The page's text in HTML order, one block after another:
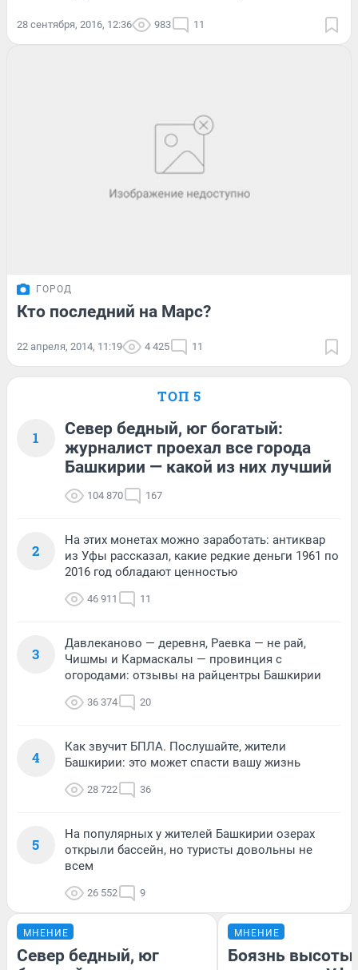
28 сентября, 2016, 12:36 983 11
ГОРОД
Кто последний на Марс?
22 апреля, 2014, 11:19 4 425 11
ТОП 5
1
Север бедный, юг богатый:
журналист проехал все города
Башкирии — какой из них лучший
104 870 167
2
На этих монетах можно заработать: антиквар
из Уфы рассказал, какие редкие деньги 1961 по
2016 год обладают ценностью
46 911 11
3
Давлеканово — деревня, Раевка — не рай,
Чишмы и Кармаскалы — провинция с
огородами: отзывы на райцентры Башкирии
36 374 20
4
Как звучит БПЛА. Послушайте, жители
Башкирии: это может спасти вашу жизнь
28 722 36
5
На популярных у жителей Башкирии озерах
открыли бассейн, но туристы довольны не
всем
26 552 9
МНЕНИЕ
Север бедный, юг
МНЕНИЕ
Боязнь высоты: